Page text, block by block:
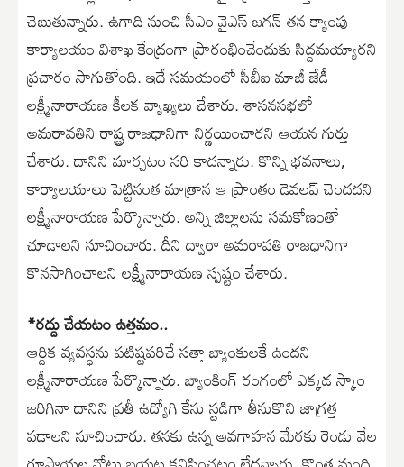
చెబుతున్నారు. ఉగాది నుంచి సీఎం వైఎస్ జగన్ తన క్యాంపు
కార్యాలయం విశాఖ కేంద్రంగా ప్రారంభించేందుకు సిద్దమయ్యారని
ప్రచారం సాగుతోంది. ఇదే సమయంలో సీబీఐ మాజీ జేడీ
లక్ష్మీనారాయణ కీలక వ్యాఖ్యలు చేశారు. శాసనసభలో
అమరావతిని రాష్ట్ర రాజధానిగా నిర్ణయించారని ఆయన గుర్తు
చేశారు. దానిని మార్చటం సరి కాదన్నారు. కొన్ని భవనాలు,
కార్యాలయాలు పెట్టినంత మాత్రాన ఆ ప్రాంతం డెవలప్ చెందదని
లక్ష్మీనారాయణ పేర్కొన్నారు. అన్ని జిల్లాలను సమకోణంతో
చూడాలని సూచించారు. దీని ద్వారా అమరావతి రాజధానిగా
కొనసాగించాలని లక్ష్మీనారాయణ స్పష్టం చేశారు.
*రద్దు చేయటం ఉత్తమం..
ఆర్దిక వ్యవస్థను పటిష్టపరిచే సత్తా బ్యాంకులకే ఉందని
లక్ష్మీనారాయణ పేర్కొన్నారు. బ్యాంకింగ్ రంగంలో ఎక్కడ స్కాం
జరిగినా దానిని ప్రతీ ఉద్యోగి కేసు స్టడిగా తీసుకొని జాగ్రత్త
పడాలని సూచించారు. తనకు ఉన్న అవగాహన మేరకు రెండు వేల